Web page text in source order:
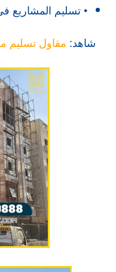
• تسليم المشاريع
شاهد: مقاول تسليم